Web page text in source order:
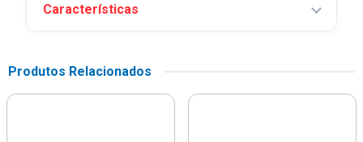
Características
Produtos Relacionados